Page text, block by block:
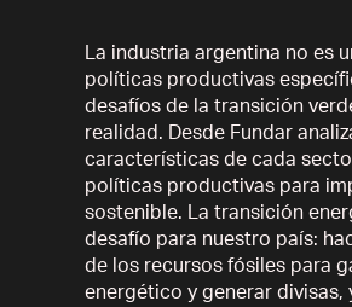
La industria argentina no es
políticas productivas
desafíos de la transición
realidad. Desde Fundar
características de cada
políticas productivas para
sostenible. La transición
desafío para nuestro país:
de los recursos fósiles para
energético y generar divisas,